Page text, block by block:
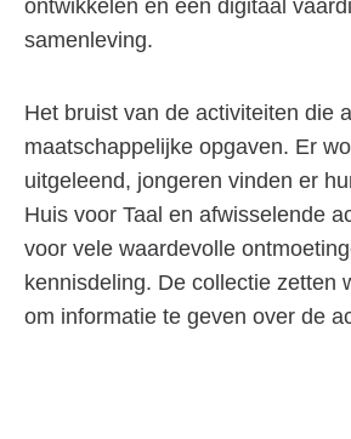
ontwikkelen en een digitaal
samenleving.
Het bruist van de activiteiten die
maatschappelijke opgaven. Er
uitgeleend, jongeren vinden er
Huis voor Taal en afwisselende
voor vele waardevolle
kennisdeling. De collectie zetten
om informatie te geven over de